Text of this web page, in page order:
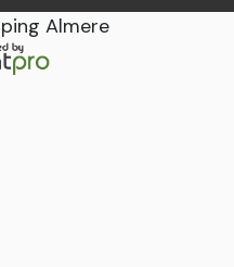
Almere